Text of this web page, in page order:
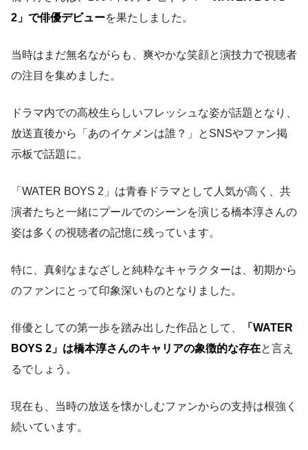
2」で俳優デビューを果たしました。
当時はまだ無名ながらも、爽やかな笑顔と演技力で視聴者
の注目を集めました。
ドラマ内での高校生らしいフレッシュな姿が話題となり、
放送直後から「あのイケメンは誰？」とSNSやファン掲
示板で話題に。
「WATER BOYS 2」は青春ドラマとして人気が高く、共
演者たちと一緒にプールでのシーンを演じる橋本淳さんの
姿は多くの視聴者の記憶に残っています。
特に、真剣なまなざしと純粋なキャラクターは、初期から
のファンにとって印象深いものとなりました。
俳優としての第一歩を踏み出した作品として、
「WATER
BOYS 2」は橋本淳さんのキャリアの象徴的な存在と言え
るでしょう。
現在も、当時の放送を懐かしむファンからの支持は根強く
続いています。